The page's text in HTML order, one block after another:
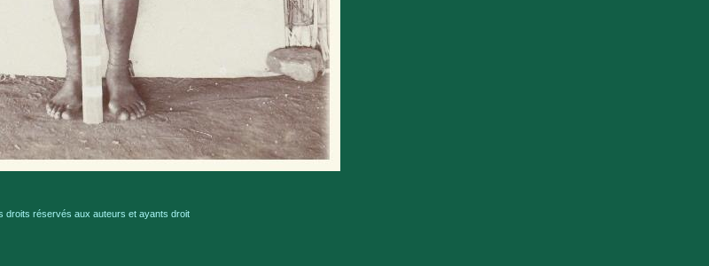
droits réservés aux auteurs et ayants droit